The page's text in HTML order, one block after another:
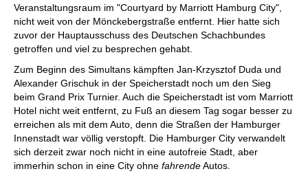
Veranstaltungsraum im "Courtyard by Marriott Hamburg City",
nicht weit von der Mönckebergstraße entfernt. Hier hatte sich
zuvor der Hauptausschuss des Deutschen Schachbundes
getroffen und viel zu besprechen gehabt.
Zum Beginn des Simultans kämpften Jan-Krzysztof Duda und
Alexander Grischuk in der Speicherstadt noch um den Sieg
beim Grand Prix Turnier. Auch die Speicherstadt ist vom Marriott
Hotel nicht weit entfernt, zu Fuß an diesem Tag sogar besser zu
erreichen als mit dem Auto, denn die Straßen der Hamburger
Innenstadt war völlig verstopft. Die Hamburger City verwandelt
sich derzeit zwar noch nicht in eine autofreie Stadt, aber
immerhin schon in eine City ohne fahrendeAutos.